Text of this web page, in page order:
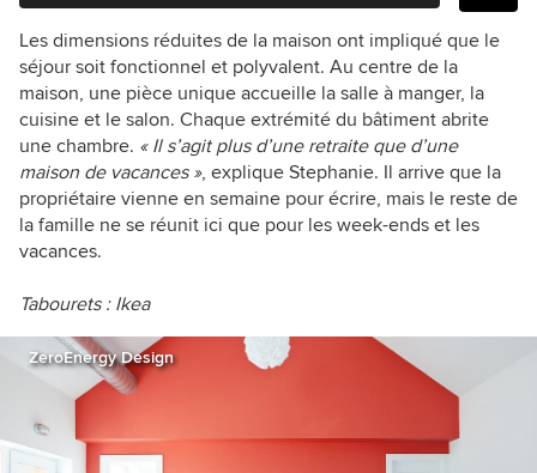
Les dimensions réduites de la maison ont impliqué que le
séjour soit fonctionnel et polyvalent. Au centre de la
maison, une pièce unique accueille la salle à manger, la
cuisine et le salon. Chaque extrémité du bâtiment abrite
une chambre. « Il s’agit plus d’une retraite que d’une
maison de vacances », explique Stephanie. Il arrive que la
propriétaire vienne en semaine pour écrire, mais le reste de
la famille ne se réunit ici que pour les week-ends et les
vacances.
Tabourets : Ikea
ZeroEnergy Design